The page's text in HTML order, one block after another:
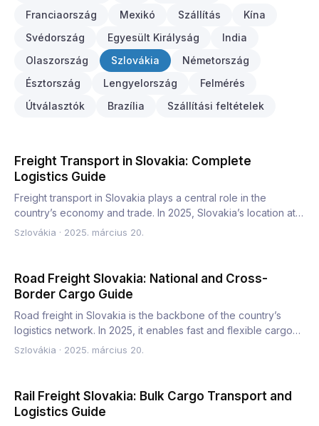
Franciaország
Mexikó Szállítás
Kína
Svédország
Egyesült Királyság
India
Olaszország
Szlovákia
Németország
Észtország
Lengyelország
Felmérés
Útválasztók
Brazília Szállítási feltételek
Freight Transport in Slovakia: Complete
Logistics Guide
Freight transport in Slovakia plays a central role in the
country’s economy and trade. In 2025, Slovakia’s location at
t…
Szlovákia · 2025. március 20.
Road Freight Slovakia: National and Cross-
Border Cargo Guide
Road freight in Slovakia is the backbone of the country’s
logistics network. In 2025, it enables fast and flexible cargo…
Szlovákia · 2025. március 20.
Rail Freight Slovakia: Bulk Cargo Transport and
Logistics Guide